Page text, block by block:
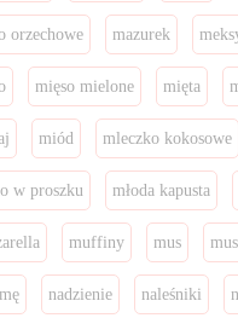
orzechowe mazurek
mięso mielone mięta
miód mleczko kokosowe
w proszku młoda kapusta
muffiny mus
nadzienie naleśniki